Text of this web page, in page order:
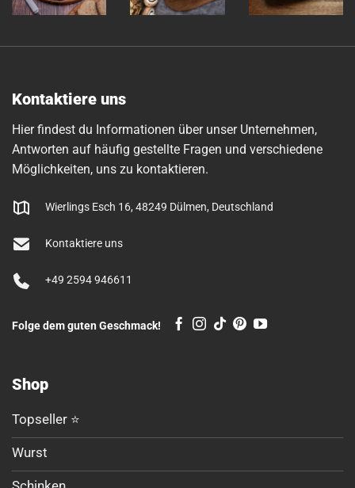
Kontaktiere uns
Hier findest du Informationen über unser Unternehmen,
Antworten auf häufig gestellte Fragen und verschiedene
Möglichkeiten, uns zu kontaktieren.
Wierlings Esch 16, 48249 Dülmen, Deutschland
Kontaktiere uns
+49 2594 946611
Folge dem guten Geschmack!
Shop
Topseller ⭐
Wurst